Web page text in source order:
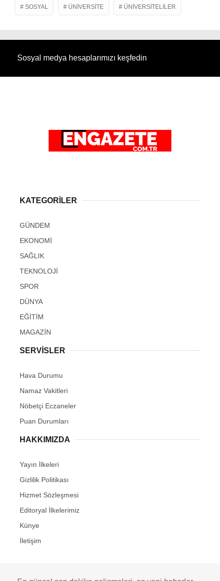
SOSYAL ÜNIVERSITE ÜNIVERSITELILER
Sosyal medya hesaplarımızı keşfedin
KATEGORİLER
GÜNDEM
EKONOMİ
SAĞLIK
TEKNOLOJİ
SPOR
DÜNYA
EĞİTİM
MAGAZİN
SERVİSLER
Hava Durumu
Namaz Vakitleri
Nöbetçi Eczaneler
Puan Durumları
HAKKIMIZDA
Yayın İlkeleri
Gizlilik Politikası
Hizmet Sözleşmesi
Editoryal İlkelerimiz
Künye
İletişim